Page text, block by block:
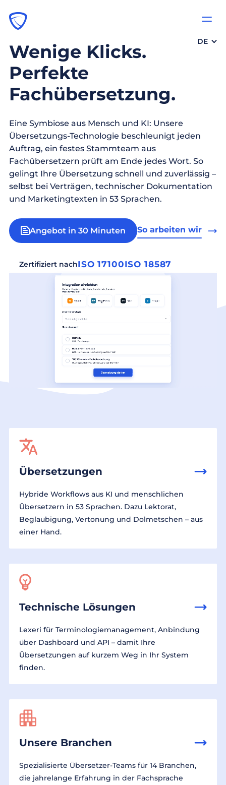
DE
Wenige Klicks.
Perfekte
Fachübersetzung.
Eine Symbiose aus Mensch und KI: Unsere
Übersetzungs-Technologie beschleunigt jeden
Auftrag, ein festes Stammteam aus
Fachübersetzern prüft am Ende jedes Wort. So
gelingt Ihre Übersetzung schnell und zuverlässig –
selbst bei Verträgen, technischer Dokumentation
und Marketingtexten in 53 Sprachen.
Angebot in 30 Minuten So arbeiten wir
Zertifiziert nachISO 17100ISO 18587
Übersetzungen
Hybride Workflows aus KI und menschlichen
Übersetzern in 53 Sprachen. Dazu Lektorat,
Beglaubigung, Vertonung und Dolmetschen – aus
einer Hand.
Technische Lösungen
Lexeri für Terminologiemanagement, Anbindung
über Dashboard und API – damit Ihre
Übersetzungen auf kurzem Weg in Ihr System
finden.
Unsere Branchen
Spezialisierte Übersetzer-Teams für 14 Branchen,
die jahrelange Erfahrung in der Fachsprache